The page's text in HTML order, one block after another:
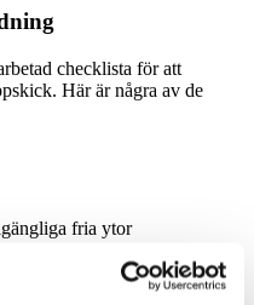
checklista för att
Här är några av de
fria ytor